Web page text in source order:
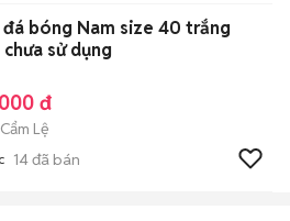
đá bóng Nam size 40 trắng
sử dụng
đ
Lệ
14đã bán